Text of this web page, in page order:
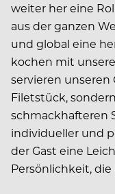
weiter her eine
aus der ganzen
und global eine
kochen mit
servieren unseren
Filetstück,
schmackhafteren
individueller und
der Gast eine
Persönlichkeit,